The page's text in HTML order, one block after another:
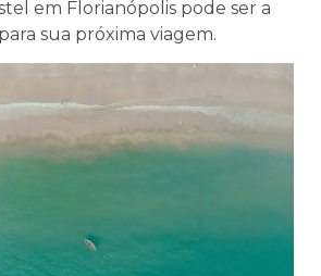
em Florianópolis pode ser a
sua próxima viagem.